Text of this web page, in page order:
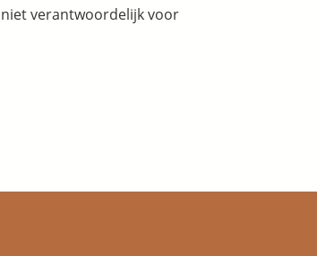
verantwoordelijk voor